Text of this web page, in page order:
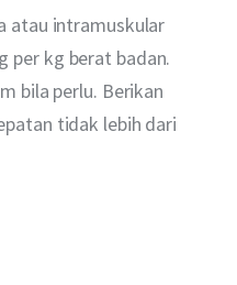
atau intramuskular
per kg berat badan.
bila perlu. Berikan
tidak lebih dari